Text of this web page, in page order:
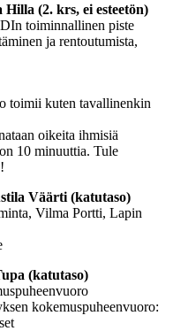
(2. krs, ei esteetön)
toiminnallinen piste
ja rentoutumista,
toimii kuten tavallinenkin
oikeita ihmisiä
10 minuuttia. Tule
Väärti (katutaso)
Vilma Portti, Lapin
(katutaso)
kokemuspuheenvuoro: